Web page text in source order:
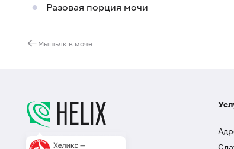
Разовая порция мочи
Мышьяк в моче